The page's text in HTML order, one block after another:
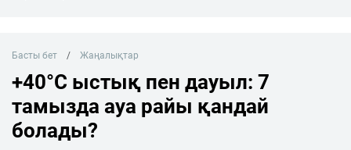
Басты бет Жаңалықтар
+40°C ыстық пен дауыл: 7
тамызда ауа райы қандай
болады?